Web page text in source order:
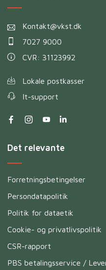
Kontakt@vkst.dk
7027 9000
CVR: 31123992
Lokale postkasser
It-support
Det relevante
Forretningsbetingelser
Persondatapolitik
Politik for dataetik
Cookie- og privatlivspolitik
CSR-rapport
PBS betalingsservice /